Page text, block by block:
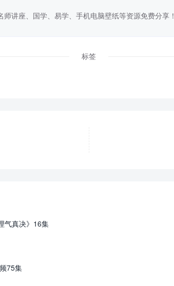
讲座、国学、易学、手机电脑壁纸等资源免费分享！
标签
气真决》16集
75集